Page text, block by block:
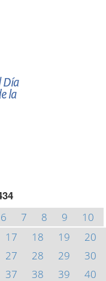
Día
la
6 7 8 9
10
17 18 19
20
27 28 29
30
37 38 39
40